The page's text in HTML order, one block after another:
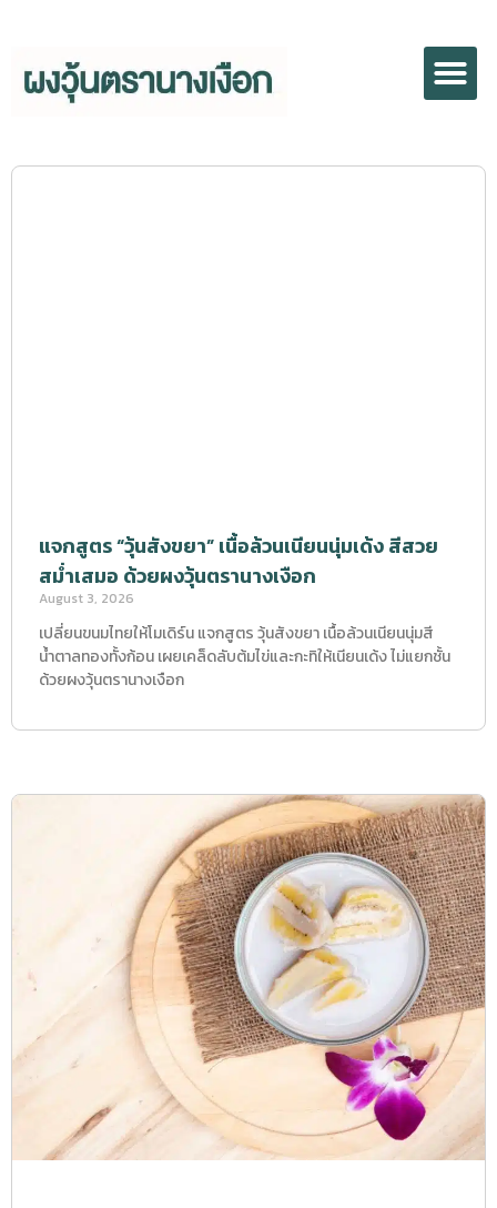
แจกสูตร “วุ้นสังขยา” เนื้อล้วนเนียนนุ่มเด้ง สีสวย
สม่ำเสมอ ด้วยผงวุ้นตรานางเงือก
August 3, 2026
เปลี่ยนขนมไทยให้โมเดิร์น แจกสูตร วุ้นสังขยา เนื้อล้วนเนียนนุ่มสี
น้ำตาลทองทั้งก้อน เผยเคล็ดลับต้มไข่และกะทิให้เนียนเด้ง ไม่แยกชั้น
ด้วยผงวุ้นตรานางเงือก